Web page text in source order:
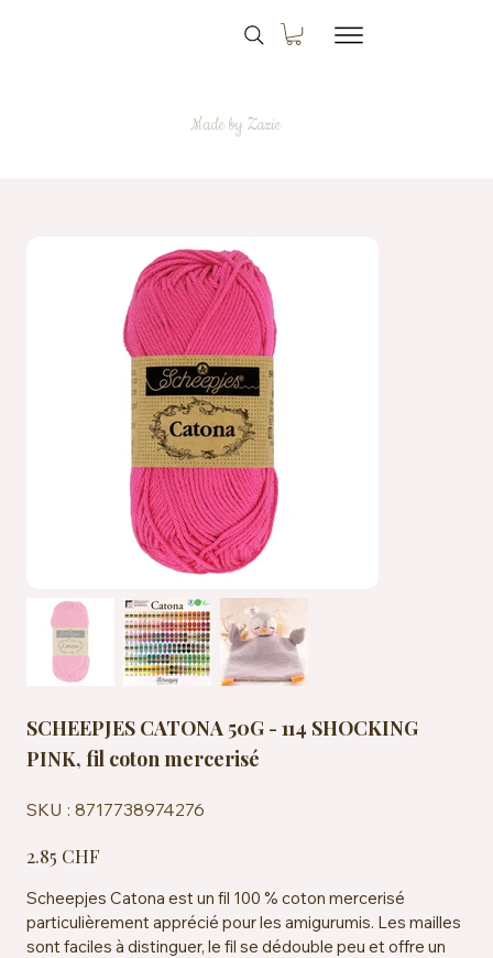
Made by Zazie
SCHEEPJES CATONA 50G - 114 SHOCKING
PINK, fil coton mercerisé
SKU : 8717738974276
8717738974276
2.85 CHF
Scheepjes Catona est un fil 100 % coton mercerisé
particulièrement apprécié pour les amigurumis. Les mailles
sont faciles à distinguer, le fil se dédouble peu et offre un